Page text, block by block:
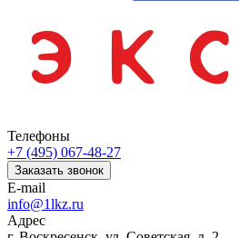
Телефоны
+7 (495) 067-48-27
Заказать звонок
E-mail
info@1lkz.ru
Адрес